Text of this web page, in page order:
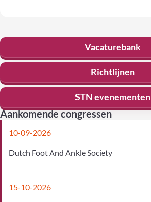
Vacaturebank
Richtlijnen
STN evenementen
Aankomende congressen
10-09-2026
Dutch Foot And Ankle Society
15-10-2026